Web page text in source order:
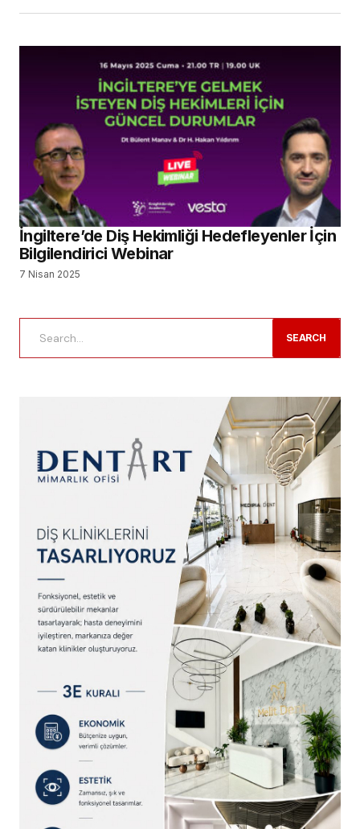
İngiltere’de Diş Hekimliği Hedefleyenler İçin
Bilgilendirici Webinar
7 Nisan 2025
SEARCH